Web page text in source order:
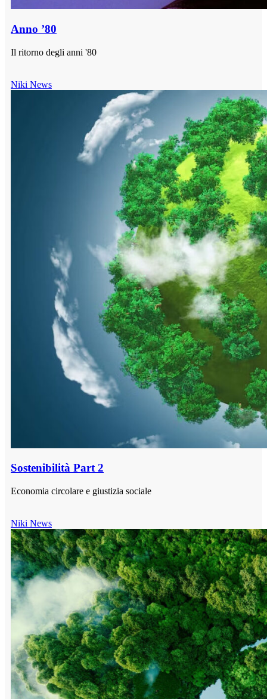
Anno ’80
Il ritorno degli anni '80
Niki News
Sostenibilità Part 2
Economia circolare e giustizia sociale
Niki News